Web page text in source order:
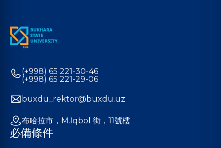
(+998) 65 221-30-46
(+998) 65 221-29-06
buxdu_rektor@buxdu.uz
布哈拉市，M.Iqbol 街，11號樓
必備條件